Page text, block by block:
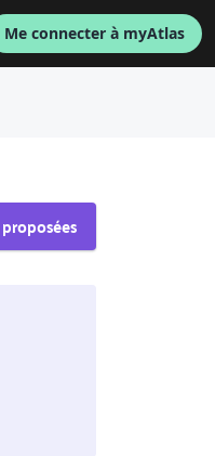
Me connecter à myAtlas